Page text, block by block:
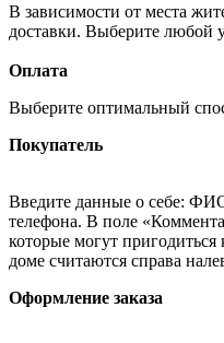
В зависимости от места
доставки. Выберите любой
Оплата
Выберите оптимальный
Покупатель
Введите данные о себе:
телефона. В поле
которые могут
доме считаются справа
Оформление заказа